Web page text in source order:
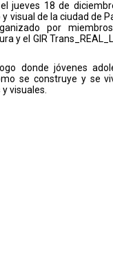
jueves 18 de
visual de la ciudad de
por
y el GIR
donde jóvenes
se construye y se
visuales.